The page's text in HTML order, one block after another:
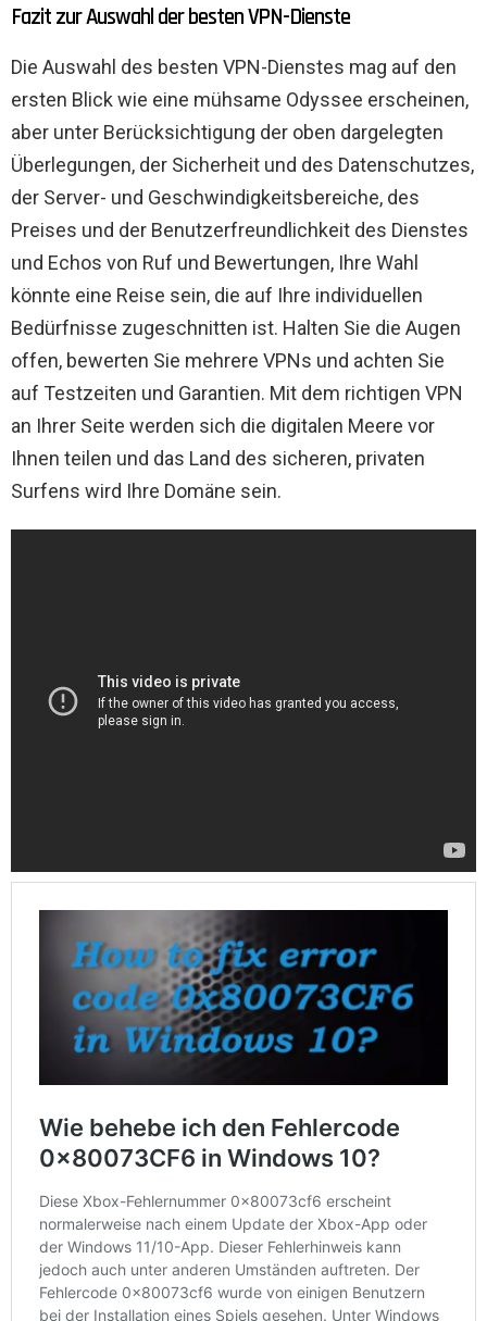
Fazit zur Auswahl der besten VPN-Dienste
Die Auswahl des besten VPN-Dienstes mag auf den
ersten Blick wie eine mühsame Odyssee erscheinen,
aber unter Berücksichtigung der oben dargelegten
Überlegungen, der Sicherheit und des Datenschutzes,
der Server- und Geschwindigkeitsbereiche, des
Preises und der Benutzerfreundlichkeit des Dienstes
und Echos von Ruf und Bewertungen, Ihre Wahl
könnte eine Reise sein, die auf Ihre individuellen
Bedürfnisse zugeschnitten ist. Halten Sie die Augen
offen, bewerten Sie mehrere VPNs und achten Sie
auf Testzeiten und Garantien. Mit dem richtigen VPN
an Ihrer Seite werden sich die digitalen Meere vor
Ihnen teilen und das Land des sicheren, privaten
Surfens wird Ihre Domäne sein.